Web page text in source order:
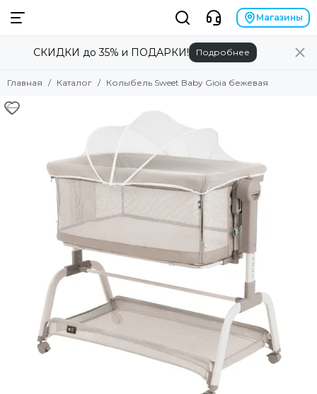
Магазины
СКИДКИ до 35% и ПОДАРКИ! Подробнее
Главная Каталог Колыбель Sweet Baby Gioia бежевая